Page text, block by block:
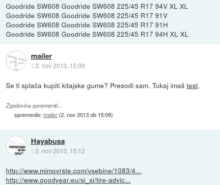
Goodride SW608 Goodride SW608 225/45 R17 94V XL XL
Goodride SW608 Goodride SW608 225/45 R17 91V
Goodride SW608 Goodride SW608 225/45 R17 91H
Goodride SW608 Goodride SW608 225/45 R17 94H XL XL
mailer
::2. nov 2013, 15:09
Se ti splača kupiti kitajske gume? Presodi sam. Tukaj imaštest.
Zgodovina sprememb…
spremenilo:mailer(2. nov 2013 ob 15:09)
Hayabusa
::2. nov 2013, 15:12
http://www.mimovrste.com/vsebine/1083/4...
http://www.goodyear.eu/si_si/tire-advic...